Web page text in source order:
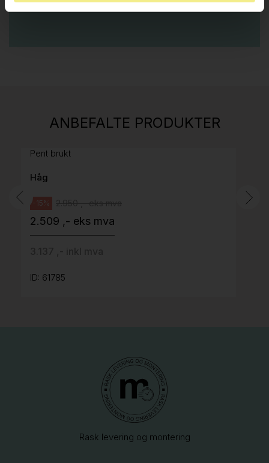
ANBEFALTE PRODUKTER
H05 5600 Swingback-armlene Mørk
Pent brukt
Håg
-15%
2.509 ,- eks mva
ID: 61785
Rask levering og montering